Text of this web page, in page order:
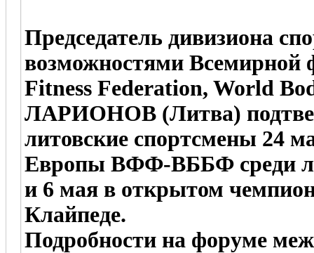
Председатель дивизиона
возможностями
Fitness Federation, World
ЛАРИОНОВ (Литва)
литовские спортсмены 24
Европы ВФФ-ВББФ среди
и 6 мая в открытом
Клайпеде.
Подробности на форуме